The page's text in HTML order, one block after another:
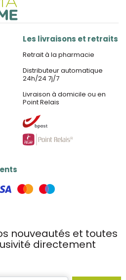
Les livraisons et retraits
Retrait à la pharmacie
Distributeur automatique
24h/24 7j/7
Livraison à domicile ou en
Point Relais
nouveautés et toutes
directement